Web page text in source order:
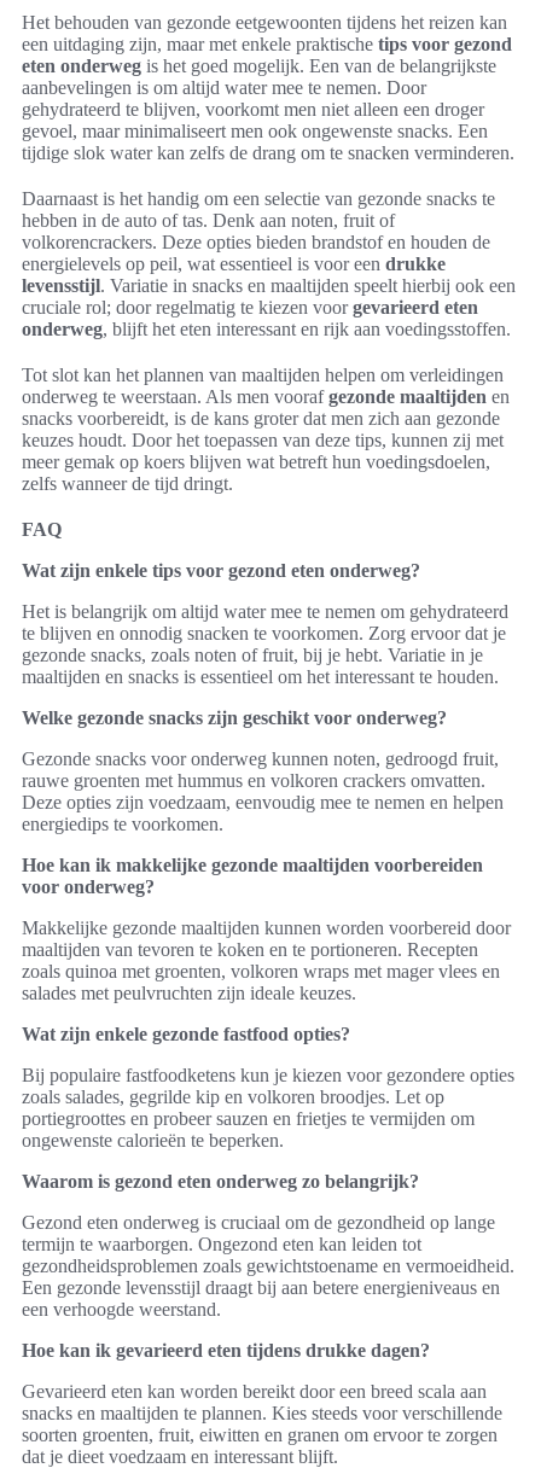
Het behouden van gezonde eetgewoonten tijdens het reizen kan
een uitdaging zijn, maar met enkele praktische tips voor gezond
eten onderweg is het goed mogelijk. Een van de belangrijkste
aanbevelingen is om altijd water mee te nemen. Door
gehydrateerd te blijven, voorkomt men niet alleen een droger
gevoel, maar minimaliseert men ook ongewenste snacks. Een
tijdige slok water kan zelfs de drang om te snacken verminderen.
Daarnaast is het handig om een selectie van gezonde snacks te
hebben in de auto of tas. Denk aan noten, fruit of
volkorencrackers. Deze opties bieden brandstof en houden de
energielevels op peil, wat essentieel is voor een drukke
levensstijl. Variatie in snacks en maaltijden speelt hierbij ook een
cruciale rol; door regelmatig te kiezen voorgevarieerd eten
onderweg, blijft het eten interessant en rijk aan voedingsstoffen.
Tot slot kan het plannen van maaltijden helpen om verleidingen
onderweg te weerstaan. Als men voorafgezonde maaltijden en
snacks voorbereidt, is de kans groter dat men zich aan gezonde
keuzes houdt. Door het toepassen van deze tips, kunnen zij met
meer gemak op koers blijven wat betreft hun voedingsdoelen,
zelfs wanneer de tijd dringt.
FAQ
Wat zijn enkele tips voor gezond eten onderweg?
Het is belangrijk om altijd water mee te nemen om gehydrateerd
te blijven en onnodig snacken te voorkomen. Zorg ervoor dat je
gezonde snacks, zoals noten of fruit, bij je hebt. Variatie in je
maaltijden en snacks is essentieel om het interessant te houden.
Welke gezonde snacks zijn geschikt voor onderweg?
Gezonde snacks voor onderweg kunnen noten, gedroogd fruit,
rauwe groenten met hummus en volkoren crackers omvatten.
Deze opties zijn voedzaam, eenvoudig mee te nemen en helpen
energiedips te voorkomen.
Hoe kan ik makkelijke gezonde maaltijden voorbereiden
voor onderweg?
Makkelijke gezonde maaltijden kunnen worden voorbereid door
maaltijden van tevoren te koken en te portioneren. Recepten
zoals quinoa met groenten, volkoren wraps met mager vlees en
salades met peulvruchten zijn ideale keuzes.
Wat zijn enkele gezonde fastfood opties?
Bij populaire fastfoodketens kun je kiezen voor gezondere opties
zoals salades, gegrilde kip en volkoren broodjes. Let op
portiegroottes en probeer sauzen en frietjes te vermijden om
ongewenste calorieën te beperken.
Waarom is gezond eten onderweg zo belangrijk?
Gezond eten onderweg is cruciaal om de gezondheid op lange
termijn te waarborgen. Ongezond eten kan leiden tot
gezondheidsproblemen zoals gewichtstoename en vermoeidheid.
Een gezonde levensstijl draagt bij aan betere energieniveaus en
een verhoogde weerstand.
Hoe kan ik gevarieerd eten tijdens drukke dagen?
Gevarieerd eten kan worden bereikt door een breed scala aan
snacks en maaltijden te plannen. Kies steeds voor verschillende
soorten groenten, fruit, eiwitten en granen om ervoor te zorgen
dat je dieet voedzaam en interessant blijft.